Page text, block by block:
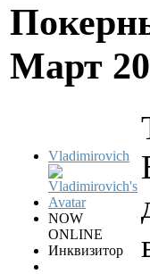
Март
Vladimirovich
NOW
ONLINE
Инквизитор